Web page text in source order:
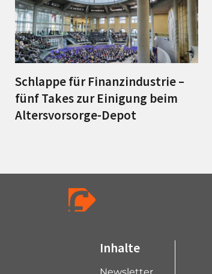
Schlappe für Finanzindustrie –
fünf Takes zur Einigung beim
Altersvorsorge-Depot
Inhalte